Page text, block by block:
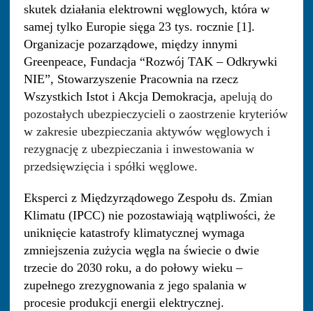
skutek działania elektrowni węglowych, która w
samej tylko Europie sięga 23 tys. rocznie [1].
Organizacje pozarządowe, między innymi
Greenpeace, Fundacja “Rozwój TAK – Odkrywki
NIE”, Stowarzyszenie Pracownia na rzecz
Wszystkich Istot i Akcja Demokracja, apelują do
pozostałych ubezpieczycieli o zaostrzenie kryteriów
w zakresie ubezpieczania aktywów węglowych i
rezygnację z ubezpieczania i inwestowania w
przedsięwzięcia i spółki węglowe.
Eksperci z Międzyrządowego Zespołu ds. Zmian
Klimatu (IPCC) nie pozostawiają wątpliwości, że
uniknięcie katastrofy klimatycznej wymaga
zmniejszenia zużycia węgla na świecie o dwie
trzecie do 2030 roku, a do połowy wieku –
zupełnego zrezygnowania z jego spalania w
procesie produkcji energii elektrycznej.